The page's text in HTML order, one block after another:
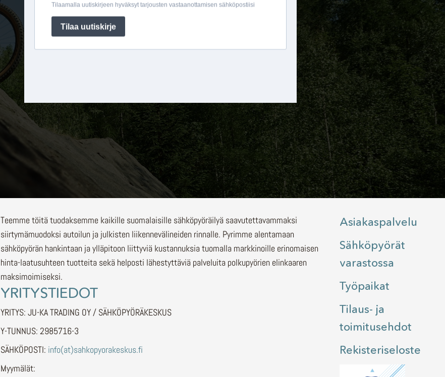
Teemme töitä tuodaksemme kaikille suomalaisille sähköpyöräilyä saavutettavammaksi
siirtymämuodoksi autoilun ja julkisten liikennevälineiden rinnalle. Pyrimme alentamaan
sähköpyörän hankintaan ja ylläpitoon liittyviä kustannuksia tuomalla markkinoille erinomaisen
hinta-laatusuhteen tuotteita sekä helposti lähestyttäviä palveluita polkupyörien elinkaaren
maksimoimiseksi.
YRITYSTIEDOT
YRITYS: JU-KA TRADING OY / SÄHKÖPYÖRÄKESKUS
Y-TUNNUS: 2985716-3
SÄHKÖPOSTI: info(at)sahkopyorakeskus.fi
Myymälät:
Asiakaspalvelu
Sähköpyörät
varastossa
Työpaikat
Tilaus- ja
toimitusehdot
Rekisteriseloste